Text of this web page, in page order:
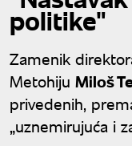
politike"
Zamenik
Metohiju Miloš
privedenih,
„uznemirujuća i